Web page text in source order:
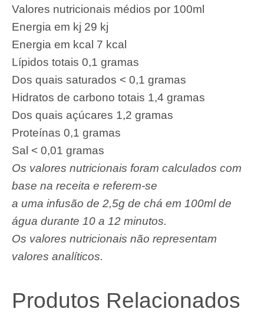
Valores nutricionais médios por 100ml
Energia em kj 29 kj
Energia em kcal 7 kcal
Lípidos totais 0,1 gramas
Dos quais saturados < 0,1 gramas
Hidratos de carbono totais 1,4 gramas
Dos quais açúcares 1,2 gramas
Proteínas 0,1 gramas
Sal < 0,01 gramas
Os valores nutricionais foram calculados com
base na receita e referem-se
a uma infusão de 2,5g de chá em 100ml de
água durante 10 a 12 minutos.
Os valores nutricionais não representam
valores analíticos.
Produtos Relacionados